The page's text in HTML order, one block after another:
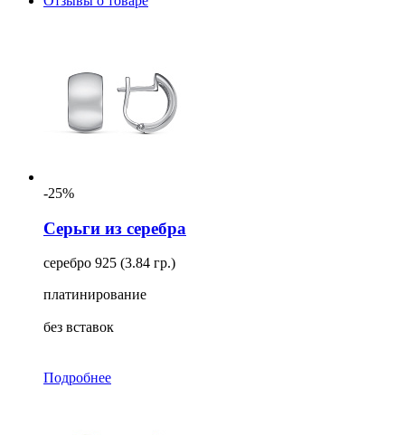
-25%
Серьги из серебра
серебро 925 (3.84 гр.)
платинирование
без вставок
Подробнее